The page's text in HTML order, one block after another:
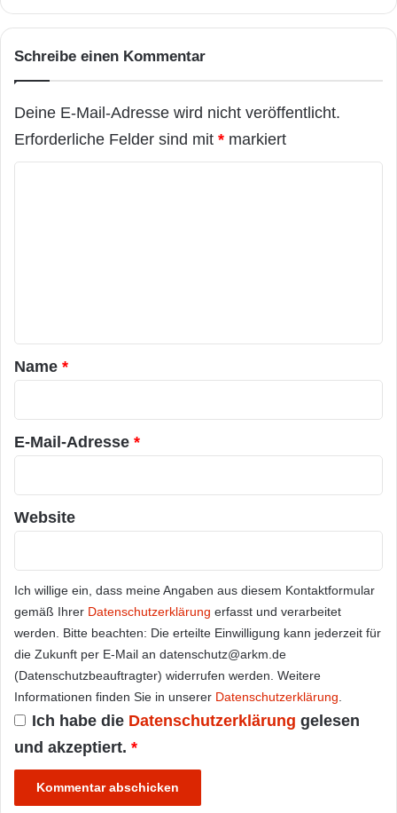
Schreibe einen Kommentar
Deine E-Mail-Adresse wird nicht veröffentlicht.
Erforderliche Felder sind mit * markiert
a
r
*
Name *
E-Mail-Adresse *
Website
Ich willige ein, dass meine Angaben aus diesem Kontaktformular
gemäß Ihrer Datenschutzerklärung erfasst und verarbeitet
werden. Bitte beachten: Die erteilte Einwilligung kann jederzeit für
die Zukunft per E-Mail an datenschutz@arkm.de
(Datenschutzbeauftragter) widerrufen werden. Weitere
Informationen finden Sie in unserer Datenschutzerklärung.
Ich habe die Datenschutzerklärung gelesen
und akzeptiert. *